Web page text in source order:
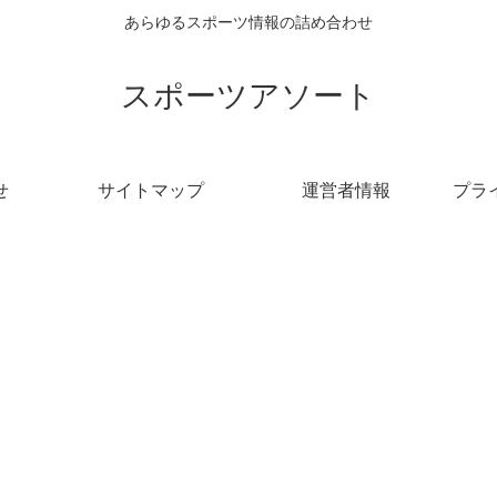
あらゆるスポーツ情報の詰め合わせ
スポーツアソート
サイトマップ 運営者情報 プラ